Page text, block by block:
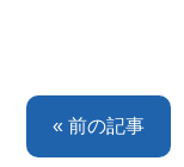
« 前の記事